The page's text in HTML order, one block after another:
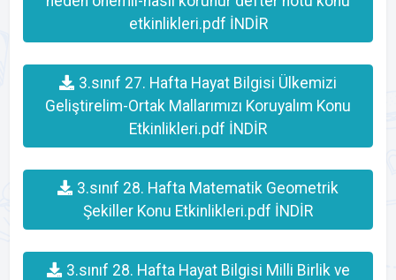
etkinlikleri.pdf İNDİR
3.sınıf 27. Hafta Hayat Bilgisi Ülkemizi
Geliştirelim-Ortak Mallarımızı Koruyalım Konu
Etkinlikleri.pdf İNDİR
3.sınıf 28. Hafta Matematik Geometrik
Şekiller Konu Etkinlikleri.pdf İNDİR
3.sınıf 28. Hafta Hayat Bilgisi Milli Birlik ve